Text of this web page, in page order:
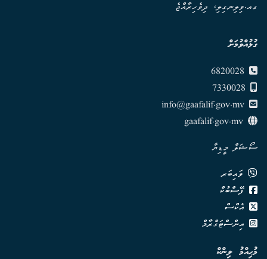
ގއ.ވިލިނގިލި، ދިވެހިރާއްޖެ
ގުޅުއްވުމަށް
info@gaafalif.gov.mv
ސޯޝަލް މީޑިޔާ
ވައިބަރ
ފޭސްބުކް
އެކްސް
އިންސްޓަގްރާމް
މުޙިއްމު ލިންކް